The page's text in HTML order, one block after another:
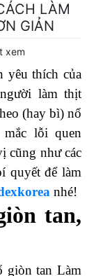
LÀM
GIẢN
xem
yêu thích của
làm thịt
(hay bì) nổ
lỗi quen
cũng như các
quyết để làm
nhé!
tan,
giòn tan Làm